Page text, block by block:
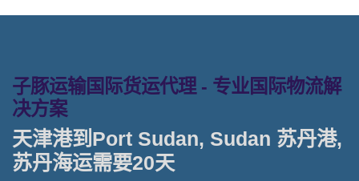
子豚运输国际货运代理 - 专业国际物流解
决方案
天津港到Port Sudan, Sudan 苏丹港,
苏丹海运需要20天